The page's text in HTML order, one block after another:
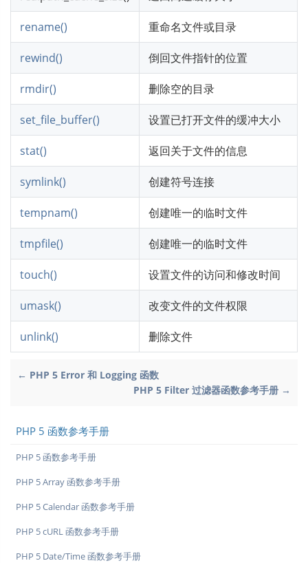
rename() 重命名文件或目录
rewind() 倒回文件指针的位置
rmdir() 删除空的目录
set_file_buffer() 设置已打开文件的缓冲大小
stat() 返回关于文件的信息
symlink() 创建符号连接
tempnam() 创建唯一的临时文件
tmpfile() 创建唯一的临时文件
touch() 设置文件的访问和修改时间
umask() 改变文件的文件权限
unlink() 删除文件
← PHP 5 Error 和 Logging 函数
PHP 5 Filter 过滤器函数参考手册 →
PHP 5 函数参考手册
PHP 5 函数参考手册
PHP 5 Array 函数参考手册
PHP 5 Calendar 函数参考手册
PHP 5 cURL 函数参考手册
PHP 5 Date/Time 函数参考手册